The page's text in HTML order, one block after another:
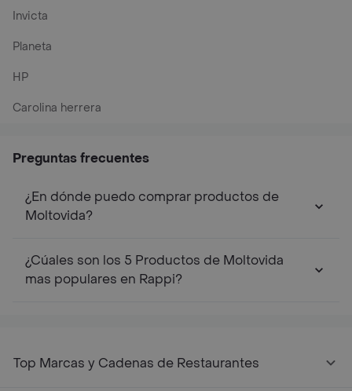
Invicta
Planeta
HP
Carolina herrera
Preguntas frecuentes
¿En dónde puedo comprar productos de
Moltovida?
¿Cúales son los 5 Productos de Moltovida
mas populares en Rappi?
Top Marcas y Cadenas de Restaurantes